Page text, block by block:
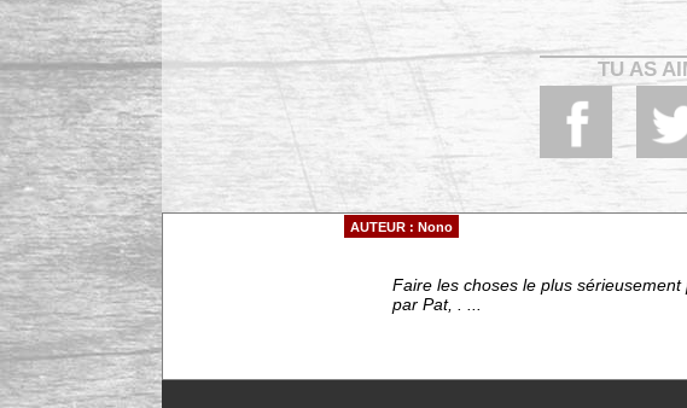
TU AS
AUTEUR : Nono
Faire les choses le plus
par Pat, . ...